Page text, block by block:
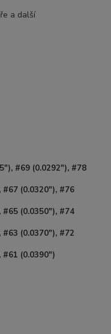
a další
#69 (0.0292"), #78
#67 (0.0320"), #76
#65 (0.0350"), #74
#63 (0.0370"), #72
#61 (0.0390")